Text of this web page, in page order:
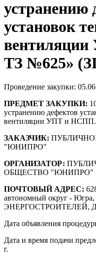
устранению
установок
ТЗ №625»
Проведение закупки:
ПРЕДМЕТ ЗАКУПКИ:
устранению дефектов
вентиляции УПТ и
ЗАКАЗЧИК:
"ЮНИПРО"
ОРГАНИЗАТОР:
ОБЩЕСТВО "ЮНИПРО"
ПОЧТОВЫЙ АДРЕС:
автономный округ -
ЭНЕРГОСТРОИТЕЛЕЙ,
Дата объявления
Дата и время подачи
г.